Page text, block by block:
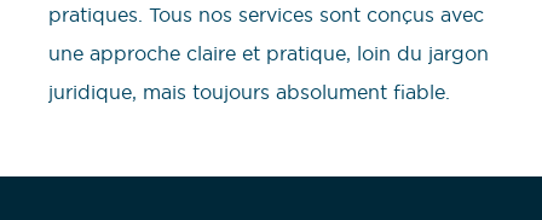
pratiques. Tous nos services sont conçus avec
une approche claire et pratique, loin du jargon
juridique, mais toujours absolument fiable.